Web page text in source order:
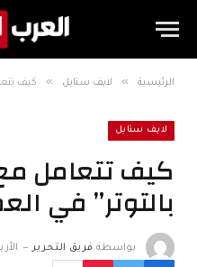
الرئيسية » لايف ستايل » كيف
لايف ستايل
كيف تتعامل مع
بالتوتر” في
بواسطة فريق التحرير الأربعاء 16